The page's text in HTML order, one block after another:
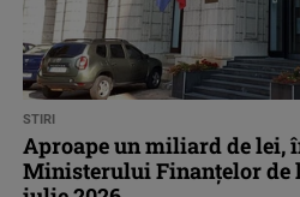
STIRI
Aproape un miliard de lei,
Ministerului Finanțelor de